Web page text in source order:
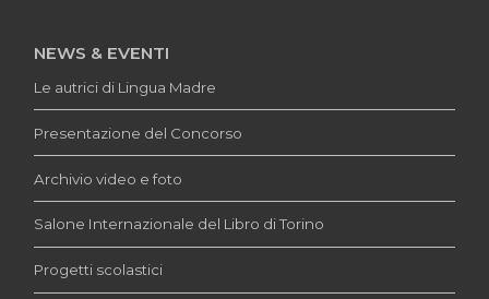
NEWS & EVENTI
Le autrici di Lingua Madre
Presentazione del Concorso
Archivio video e foto
Salone Internazionale del Libro di Torino
Progetti scolastici